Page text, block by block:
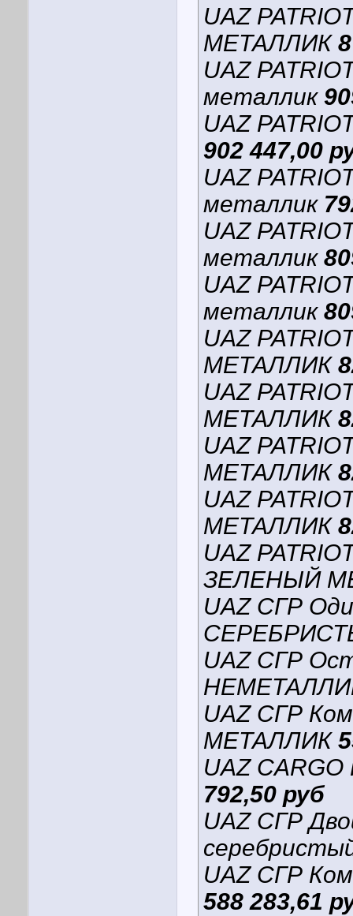
UAZ
МЕТАЛЛИК
UAZ
металлик
UAZ
902 447,00
UAZ
металлик
UAZ
металлик
UAZ
металлик
UAZ
МЕТАЛЛИК
UAZ
МЕТАЛЛИК
UAZ
МЕТАЛЛИК
UAZ
МЕТАЛЛИК
UAZ
ЗЕЛЕНЫЙ
UAZ СГР
UAZ СГР
UAZ СГР
МЕТАЛЛИК
UAZ
792,50 руб
UAZ СГР
UAZ СГР
588 283,61